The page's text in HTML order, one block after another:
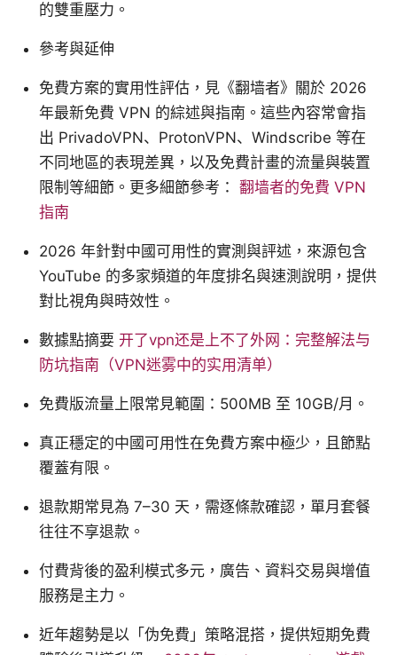
的雙重壓力。
參考與延伸
免費方案的實用性評估，見《翻墙者》關於 2026
年最新免費 VPN 的綜述與指南。這些內容常會指
出 PrivadoVPN、ProtonVPN、Windscribe 等在
不同地區的表現差異，以及免費計畫的流量與裝置
限制等細節。更多細節參考： 翻墙者的免費 VPN
指南
2026 年針對中國可用性的實測與評述，來源包含
YouTube 的多家頻道的年度排名與速測說明，提供
對比視角與時效性。
數據點摘要 开了vpn还是上不了外网：完整解法与
防坑指南（VPN迷雾中的实用清单）
免費版流量上限常見範圍：500MB 至 10GB/月。
真正穩定的中國可用性在免費方案中極少，且節點
覆蓋有限。
退款期常見為 7–30 天，需逐條款確認，單月套餐
往往不享退款。
付費背後的盈利模式多元，廣告、資料交易與增值
服務是主力。
近年趨勢是以「伪免費」策略混搭，提供短期免費